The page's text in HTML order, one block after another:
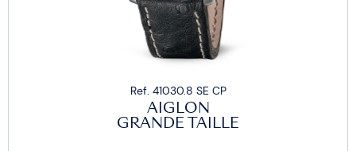
Ref. 41030.8 SE CP
AIGLON
GRANDE TAILLE